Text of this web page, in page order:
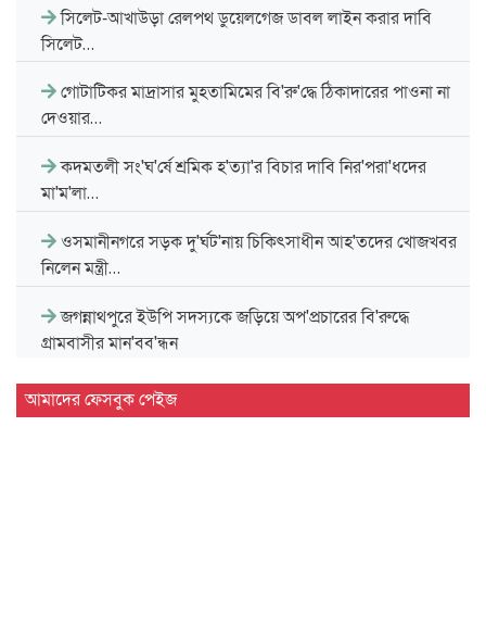
সিলেট-আখাউড়া রেলপথ ডুয়েলগেজ ডাবল লাইন করার দাবি
সিলেট…
গোটাটিকর মাদ্রাসার মুহতামিমের বি'রু'দ্ধে ঠিকাদারের পাওনা না
দেওয়ার…
কদমতলী সং'ঘ'র্ষে শ্রমিক হ'ত্যা'র বিচার দাবি নির'পরা'ধদের
মা'ম'লা…
ওসমানীনগরে সড়ক দু'র্ঘট'নায় চিকিৎসাধীন আহ'তদের খোজখবর
নিলেন মন্ত্রী…
জগন্নাথপুরে ইউপি সদস্যকে জড়িয়ে অপ'প্রচারের বি'রুদ্ধে
গ্রামবাসীর মান'বব'ন্ধন
সিলেট বিভাগীয় সরকারি গণগ্রন্থাগারের জুলাই গণঅভ্যুত্থান দিবস
পালন…
আমাদের ফেসবুক পেইজ